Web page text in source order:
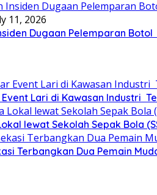
11, 2026
Dugaan Pelemparan
Lari di Kawasan Industri
lewat Sekolah Sepak Bola
Terbangkan Dua Pemain